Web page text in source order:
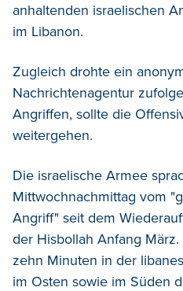
anhaltenden israelischen
im Libanon.
Zugleich drohte ein
Nachrichtenagentur
Angriffen, sollte die
weitergehen.
Die israelische Armee
Mittwochnachmittag vom
Angriff" seit dem
der Hisbollah Anfang
zehn Minuten in der
im Osten sowie im Süden